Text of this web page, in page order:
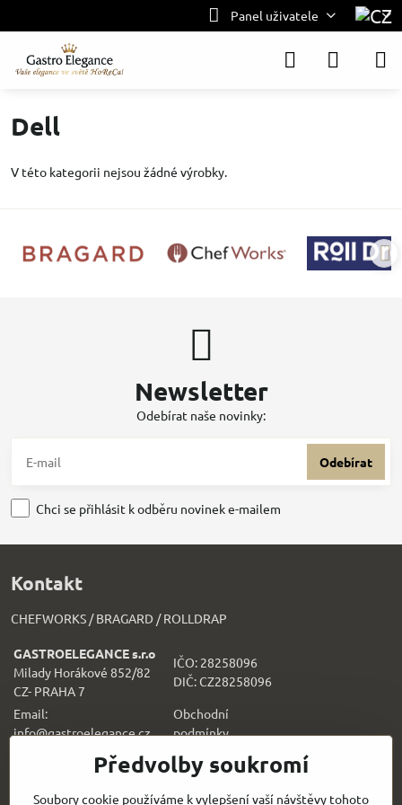
Panel uživatele
Dell
V této kategorii nejsou žádné výrobky.
Newsletter
Odebírat naše novinky:
Odebírat
Chci se přihlásit k odběru novinek e-mailem
Kontakt
CHEFWORKS / BRAGARD / ROLLDRAP
GASTROELEGANCE s.r.o
Milady Horákové 852/82
CZ- PRAHA 7
IČO: 28258096
DIČ: CZ28258096
Email:
info@gastroelegance.cz
Obchodní
podmínky
Všechno k nákupu
Předvolby soukromí
Soubory cookie používáme k vylepšení vaší návštěvy tohoto